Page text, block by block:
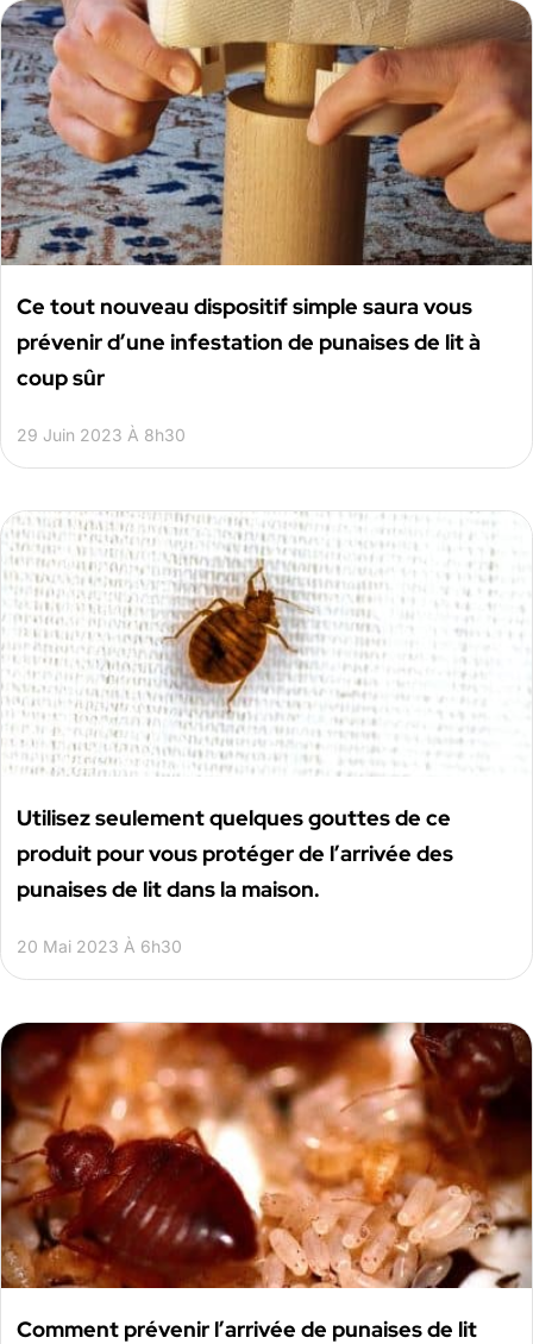
Ce tout nouveau dispositif simple saura vous
prévenir d’une infestation de punaises de lit à
coup sûr
29 Juin 2023 À 8h30
Utilisez seulement quelques gouttes de ce
produit pour vous protéger de l’arrivée des
punaises de lit dans la maison.
20 Mai 2023 À 6h30
Comment prévenir l’arrivée de punaises de lit